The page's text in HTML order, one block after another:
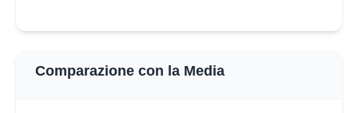
Comparazione con la Media